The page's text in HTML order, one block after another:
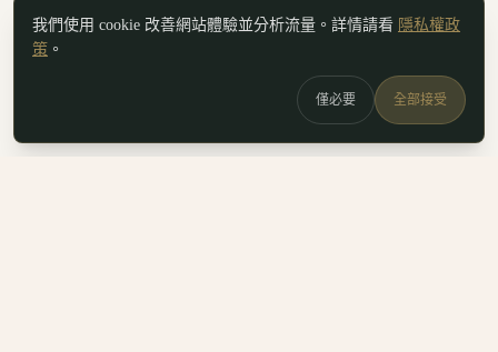
我們使用 cookie 改善網站體驗並分析流量。詳情請看 隱私權政
策 。
僅必要 全部接受